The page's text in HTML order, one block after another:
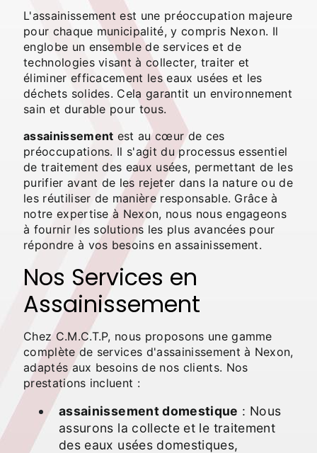
L'assainissement est une préoccupation majeure
pour chaque municipalité, y compris Nexon. Il
englobe un ensemble de services et de
technologies visant à collecter, traiter et
éliminer efficacement les eaux usées et les
déchets solides. Cela garantit un environnement
sain et durable pour tous.
assainissement est au cœur de ces
préoccupations. Il s'agit du processus essentiel
de traitement des eaux usées, permettant de les
purifier avant de les rejeter dans la nature ou de
les réutiliser de manière responsable. Grâce à
notre expertise à Nexon, nous nous engageons
à fournir les solutions les plus avancées pour
répondre à vos besoins en assainissement.
Nos Services en
Assainissement
Chez C.M.C.T.P, nous proposons une gamme
complète de services d'assainissement à Nexon,
adaptés aux besoins de nos clients. Nos
prestations incluent :
assainissement domestique : Nous
assurons la collecte et le traitement
des eaux usées domestiques,